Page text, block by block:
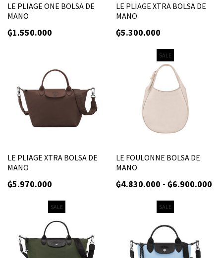
LE PLIAGE ONE BOLSA DE
MANO
₲1.550.000
LE PLIAGE XTRA BOLSA DE
MANO
₲5.300.000
LE PLIAGE XTRA BOLSA DE
MANO
₲5.970.000
SALE
LE FOULONNE BOLSA DE
MANO
₲4.830.000 - ₲6.900.000
SALE SALE